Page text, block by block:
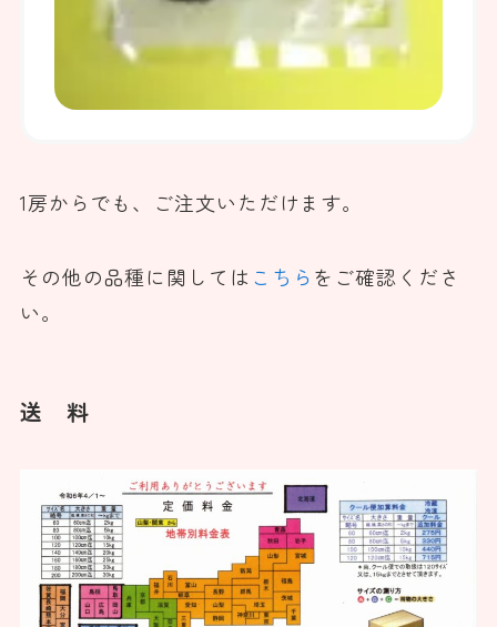
1房からでも、ご注文いただけます。
その他の品種に関しては こちら をご確認くださ
い。
送 料